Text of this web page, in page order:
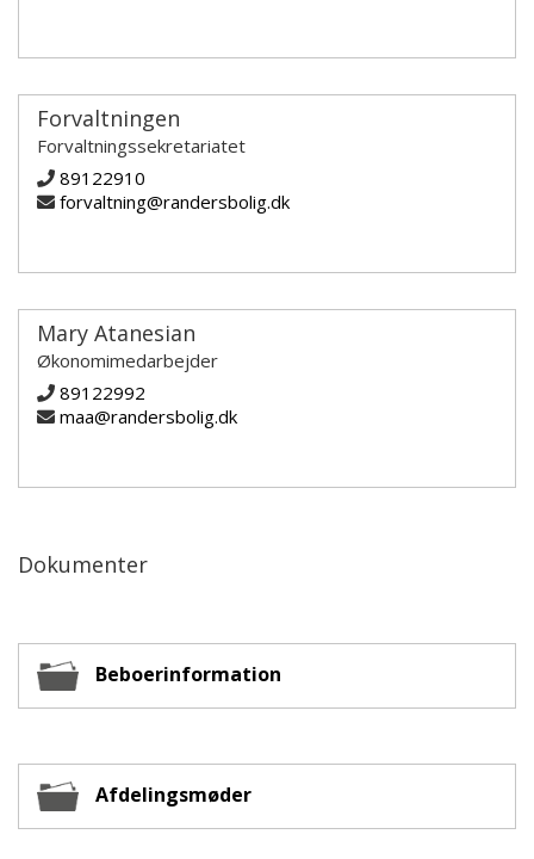
Forvaltningen
Forvaltningssekretariatet
89122910
forvaltning@randersbolig.dk
Mary Atanesian
Økonomimedarbejder
89122992
maa@randersbolig.dk
Dokumenter
Beboerinformation
Afdelingsmøder